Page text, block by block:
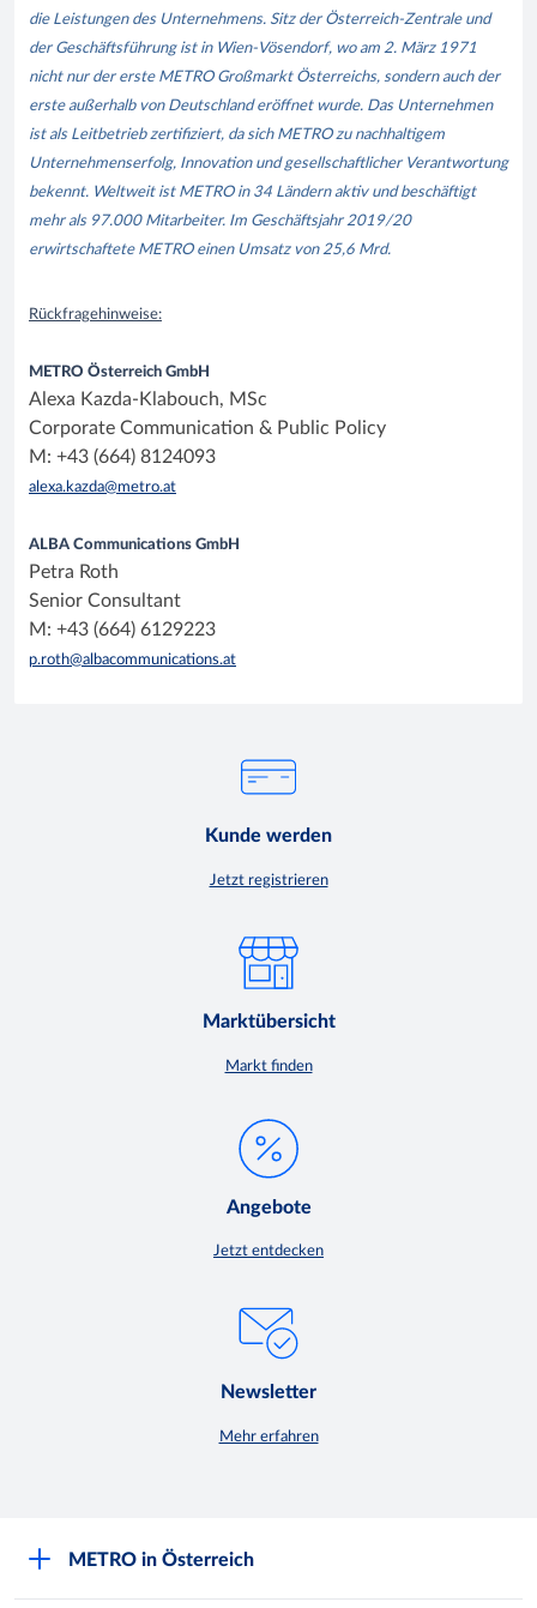
die Leistungen des Unternehmens. Sitz der Österreich-Zentrale und
der Geschäftsführung ist in Wien-Vösendorf, wo am 2. März 1971
nicht nur der erste METRO Großmarkt Österreichs, sondern auch der
erste außerhalb von Deutschland eröffnet wurde. Das Unternehmen
ist als Leitbetrieb zertifiziert, da sich METRO zu nachhaltigem
Unternehmenserfolg, Innovation und gesellschaftlicher Verantwortung
bekennt. Weltweit ist METRO in 34 Ländern aktiv und beschäftigt
mehr als 97.000 Mitarbeiter. Im Geschäftsjahr 2019/20
erwirtschaftete METRO einen Umsatz von 25,6 Mrd.
Rückfragehinweise:
METRO Österreich GmbH
Alexa Kazda-Klabouch, MSc
Corporate Communication & Public Policy
M: +43 (664) 8124093
alexa.kazda@metro.at
ALBA Communications GmbH
Petra Roth
Senior Consultant
M: +43 (664) 6129223
p.roth@albacommunications.at
Kunde werden
Jetzt registrieren
Marktübersicht
Markt finden
Angebote
Jetzt entdecken
Newsletter
Mehr erfahren
METRO in Österreich